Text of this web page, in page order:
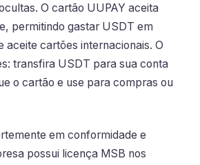
O cartão UUPAY aceita
permitindo gastar USDT em
aceite cartões internacionais. O
transfira USDT para sua conta
o cartão e use para compras ou
em conformidade e
possui licença MSB nos